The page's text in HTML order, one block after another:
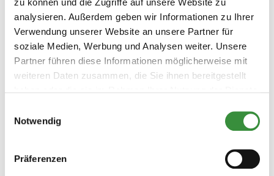
analysieren. Außerdem geben wir Informationen zu Ihrer
Verwendung unserer Website an unsere Partner für
soziale Medien, Werbung und Analysen weiter. Unsere
Partner führen diese Informationen möglicherweise mit
weiteren Daten zusammen, die Sie ihnen bereitgestellt
Notwendig
Präferenzen
Sainte Maure
Sainte Maure ist einer der berühmtesten französischen
und nussigen Geschmack. Ideal für eine Vielzahl von
warmen und kalten Gerichten, aber auch köstlich auf einem